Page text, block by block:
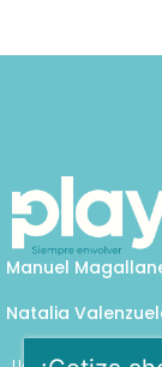
Manuel
Natalia